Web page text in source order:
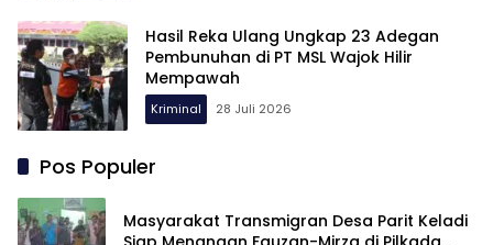
Hasil Reka Ulang Ungkap 23 Adegan
Pembunuhan di PT MSL Wajok Hilir
Mempawah
Kriminal 28 Juli 2026
Pos Populer
Masyarakat Transmigran Desa Parit Keladi